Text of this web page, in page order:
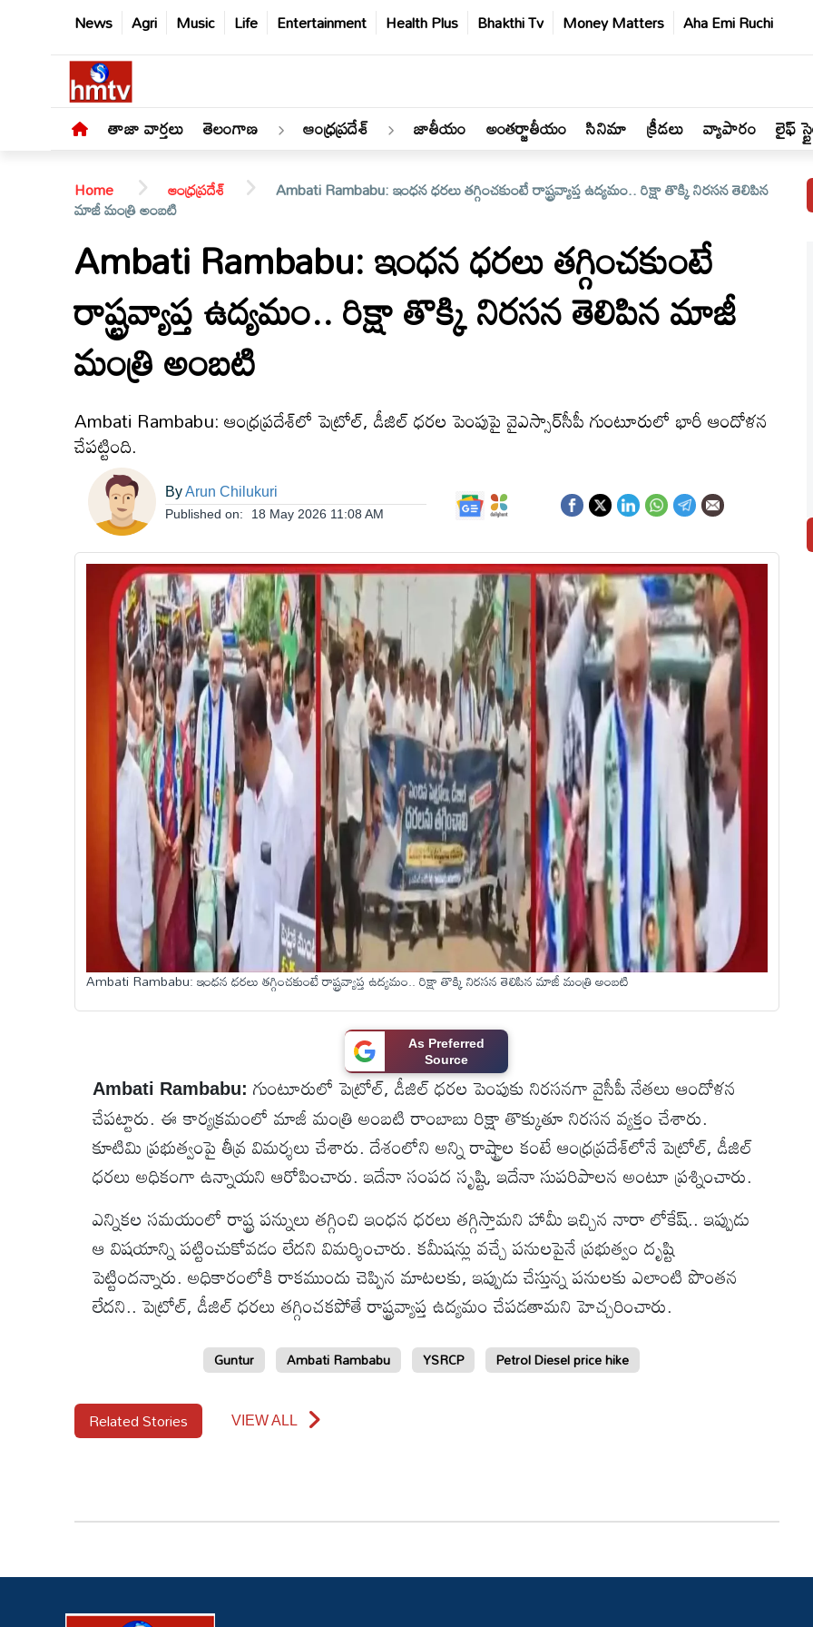
News Agri Music Life Entertainment Health Plus Bhakthi Tv Money Matters Aha Emi Ruchi
తాజా వార్తలు తెలంగాణ ఆంధ్రప్రదేశ్ జాతీయం అంతర్జాతీయం సినిమా క్రీడలు వ్యాపారం లైఫ్
తెలంగాణ
ఆంధ్రప్రదేశ్
అంతర్జాతీయం
ఉద్యోగాలు
వ్యవసాయం
ఆటోమొబైల్
ఫోటోలు
స్పాట్‌లైట్
ప్రెస్
Home ఆంధ్రప్రదేశ్ Ambati Rambabu: ఇంధన ధరలు తగ్గించకుంటే రాష్ట్రవ్యాప్త ఉద్యమం.. రిక్షా తొక్కి నిరసన తెలిపిన
మాజీ మంత్రి అంబటి
Ambati Rambabu: ఇంధన ధరలు తగ్గించకుంటే
రాష్ట్రవ్యాప్త ఉద్యమం.. రిక్షా తొక్కి నిరసన తెలిపిన మాజీ
మంత్రి అంబటి
Ambati Rambabu: ఆంధ్రప్రదేశ్‌లో పెట్రోల్, డీజిల్ ధరల పెంపుపై వైఎస్సార్‌సీపీ గుంటూరులో భారీ ఆందోళన
చేపట్టింది.
ByArun Chilukuri
Published on: 18 May 2026 11:08 AM
Ambati Rambabu: ఇంధన ధరలు తగ్గించకుంటే రాష్ట్రవ్యాప్త ఉద్యమం.. రిక్షా తొక్కి నిరసన తెలిపిన మాజీ మంత్రి అంబటి
As Preferred
Source
Ambati Rambabu: గుంటూరులో పెట్రోల్, డీజిల్ ధరల పెంపుకు నిరసనగా వైసీపీ నేతలు ఆందోళన
చేపట్టారు. ఈ కార్యక్రమంలో మాజీ మంత్రి అంబటి రాంబాబు రిక్షా తొక్కుతూ నిరసన వ్యక్తం చేశారు.
కూటిమి ప్రభుత్వంపై తీవ్ర విమర్శలు చేశారు. దేశంలోని అన్ని రాష్ట్రాల కంటే ఆంధ్రప్రదేశ్‌లోనే పెట్రోల్, డీజిల్
ధరలు అధికంగా ఉన్నాయని ఆరోపించారు. ఇదేనా సంపద సృష్టి, ఇదేనా సుపరిపాలన అంటూ ప్రశ్నించారు.
ఎన్నికల సమయంలో రాష్ట్ర పన్నులు తగ్గించి ఇంధన ధరలు తగ్గిస్తామని హామీ ఇచ్చిన నారా లోకేష్.. ఇప్పుడు
ఆ విషయాన్ని పట్టించుకోవడం లేదని విమర్శించారు. కమీషన్లు వచ్చే పనులపైనే ప్రభుత్వం దృష్టి
పెట్టిందన్నారు. అధికారంలోకి రాకముందు చెప్పిన మాటలకు, ఇప్పుడు చేస్తున్న పనులకు ఎలాంటి పొంతన
లేదని.. పెట్రోల్, డీజిల్ ధరలు తగ్గించకపోతే రాష్ట్రవ్యాప్త ఉద్యమం చేపడతామని హెచ్చరించారు.
Guntur Ambati Rambabu YSRCP Petrol Diesel price hike
Related Stories VIEW ALL